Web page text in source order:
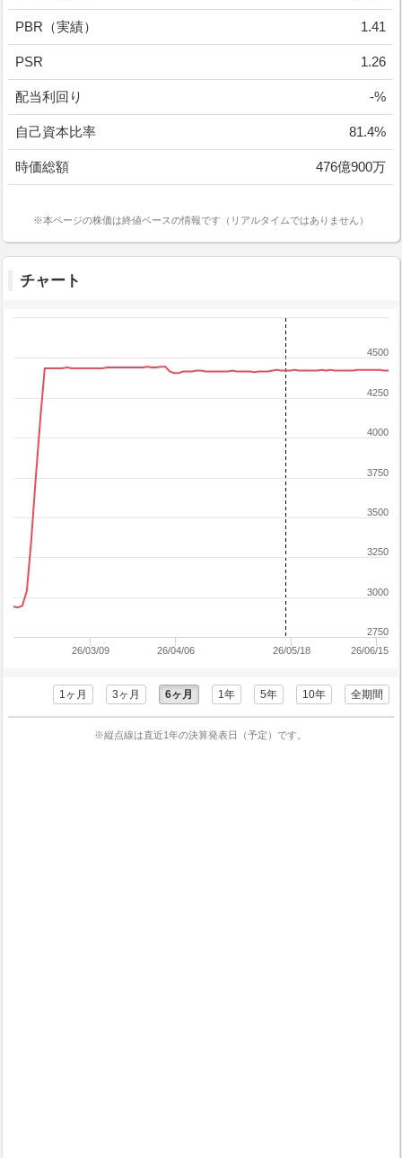
PBR（実績） 1.41
PSR 1.26
配当利回り -%
自己資本比率 81.4%
時価総額 476億900万
※本ページの株価は終値ベースの情報です（リアルタイムではありません）
チャート
26/03/09 26/04/06 26/05/18 26/06/15
2750
3000
3250
3500
3750
4000
4250
4500
1ヶ月 3ヶ月 6ヶ月 1年 5年 10年 全期間
※縦点線は直近1年の決算発表日（予定）です。